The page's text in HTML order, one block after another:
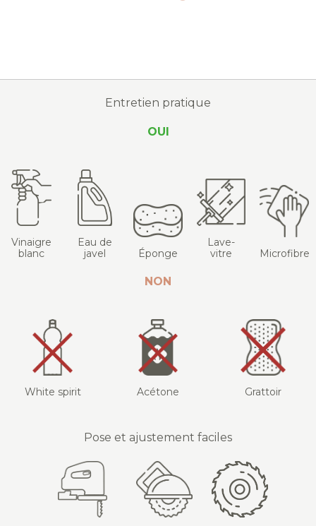
Entretien pratique
OUI
Vinaigre
blanc
Eau de
javel
Éponge
Lave-
vitre
Microfibre
NON
White spirit Acétone Grattoir
Pose et ajustement faciles